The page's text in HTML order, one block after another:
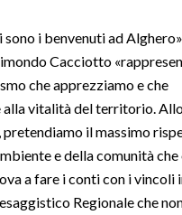
sono i benvenuti ad
Cacciotto
che apprezziamo e che
vitalità del territorio.
pretendiamo il massimo
e della comunità che
a fare i conti con i vincoli
Regionale che